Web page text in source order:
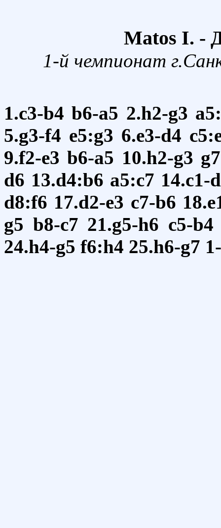
Matos I. -
1-й чемпионат
1.c3-b4 b6-a5 2.h2-g3
5.g3-f4 e5:g3 6.e3-d4
9.f2-e3 b6-a5 10.h2-g3
d6 13.d4:b6 a5:c7 14.c1-
d8:f6 17.d2-e3 c7-b6
g5 b8-c7 21.g5-h6 c5-b4
24.h4-g5 f6:h4 25.h6-g7